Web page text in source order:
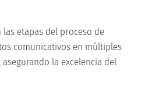
las etapas del proceso de
comunicativos en múltiples
la excelencia del